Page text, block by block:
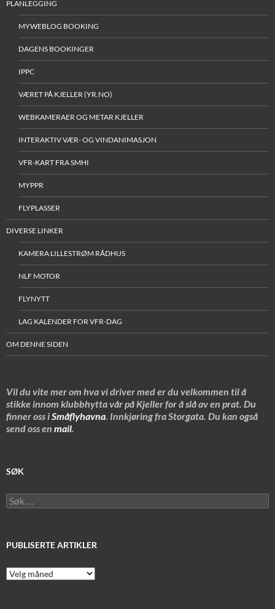
PLANLEGGING
MYWEBLOG BOOKING
DAGENS BOOKINGER
IPPC
VÆRET PÅ KJELLER (YR.NO)
WEBKAMERAER OG METAR KJELLER
INTERAKTIV VÆR- OG VINDANIMASJON
VFR-KART FRA SMHI
MYPPR
FLYPLASSER
DIVERSE LINKER
KAMERA LILLESTRØM RÅDHUS
NLF MOTOR
FLYNYTT
LAG KALENDER FOR VFR-DAG
OM DENNE SIDEN
Vil du vite mer om hva vi driver med er du velkommen til å
stikke innom klubbhytta vår på Kjeller for å slå av en prat. Du
finner oss iSmåflyhavna. Innkjøring fra Storgata. Du kan også
send oss en mail.
SØK
Søk
etter:
PUBLISERTE ARTIKLER
Publiserte
artikler